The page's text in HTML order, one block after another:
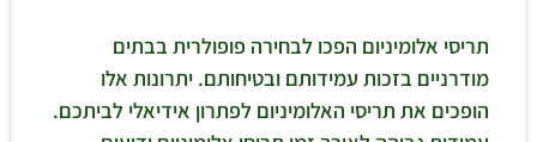
תריסי אלומיניום הפכו לבחירה פופולרית בבתים
מודרניים בזכות עמידותם ובטיחותם. יתרונות אלו
הופכים את תריסי האלומיניום לפתרון אידיאלי לביתכם.